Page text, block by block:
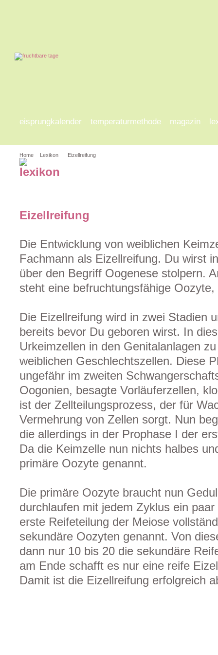
eisprungkalender temperaturmethode magazin
Home Lexikon Eizellreifung
Eizellreifung
Die Entwicklung von weiblichen
Fachmann als Eizellreifung. Du wirst
über den Begriff Oogenese stolpern.
steht eine befruchtungsfähige
Die Eizellreifung wird in zwei Stadien
bereits bevor Du geboren wirst. In
Urkeimzellen in den Genitalanlagen
weiblichen Geschlechtszellen. Diese
ungefähr im zweiten
Oogonien, besagte Vorläuferzellen,
ist der Zellteilungsprozess, der für
Vermehrung von Zellen sorgt. Nun
die allerdings in der Prophase I der
Da die Keimzelle nun nichts halbes
primäre Oozyte genannt.
Die primäre Oozyte braucht nun
durchlaufen mit jedem Zyklus ein
erste Reifeteilung der Meiose
sekundäre Oozyten genannt. Von
dann nur 10 bis 20 die sekundäre
am Ende schafft es nur eine reife
Damit ist die Eizellreifung erfolgreich